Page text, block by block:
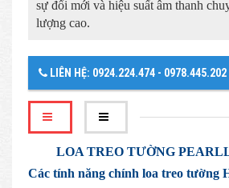
sự đổi mới và hiệu suất âm thanh
lượng cao.
LIÊN HỆ: 0924.224.474 - 0978.445.202
LOA TREO TƯỜNG
Các tính năng chính loa treo tường